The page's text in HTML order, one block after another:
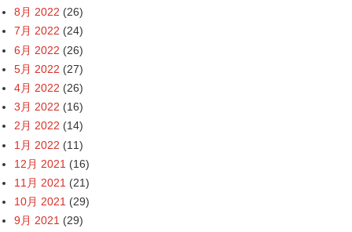
8月 2022 (26)
7月 2022 (24)
6月 2022 (26)
5月 2022 (27)
4月 2022 (26)
3月 2022 (16)
2月 2022 (14)
1月 2022 (11)
12月 2021 (16)
11月 2021 (21)
10月 2021 (29)
9月 2021 (29)